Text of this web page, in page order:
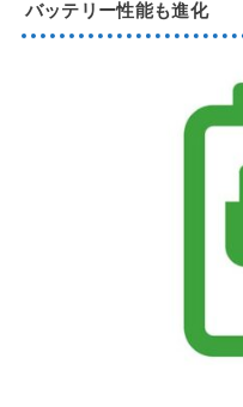
バッテリー性能も進化